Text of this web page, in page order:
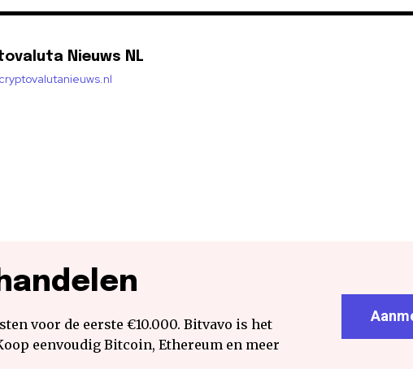
Nieuws NL
voor de eerste €10.000. Bitvavo is het
eenvoudig Bitcoin, Ethereum en meer